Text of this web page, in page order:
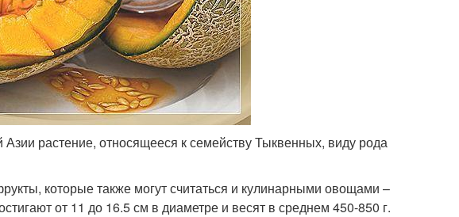
растение, относящееся к семейству Тыквенных, виду рода
которые также могут считаться и кулинарными овощами –
от 11 до 16.5 см в диаметре и весят в среднем 450-850 г.